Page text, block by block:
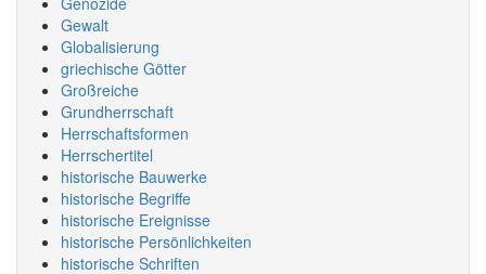
Gewalt
Globalisierung
griechische Götter
Großreiche
Grundherrschaft
Herrschaftsformen
Herrschertitel
historische Bauwerke
historische Begriffe
historische Ereignisse
historische Persönlichkeiten
historische Schriften